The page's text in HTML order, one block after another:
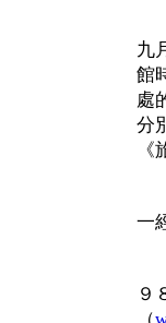
九
館
處
分
一
９